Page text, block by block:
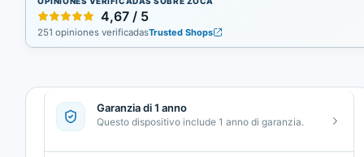
4,67 / 5
251 opiniones verificadasTrusted Shops
Garanzia di 1 anno
Questo dispositivo include 1 anno di garanzia.